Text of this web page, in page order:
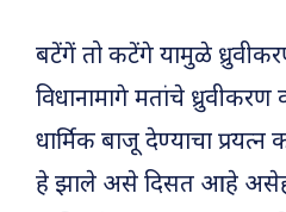
बटेंगें तो कटेंगे यामुळे
विधानामागे मतांचे ध्रुवीकरण
धार्मिक बाजू देण्याचा
हे झाले असे दिसत आहे असेही